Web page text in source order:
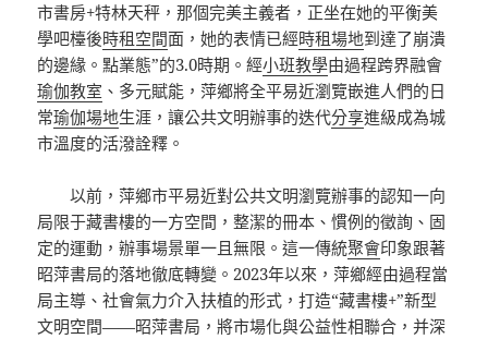
市書房+特林天秤，那個完美主義者，正坐在她的平衡美
學吧檯後時租空間面，她的表情已經時租場地到達了崩潰
的邊緣。點業態”的3.0時期。經小班教學由過程跨界融會
瑜伽教室 、多元賦能，萍鄉將全平易近瀏覽嵌進人們的日
常瑜伽場地生涯，讓公共文明辦事的迭代分享進級成為城
市溫度的活潑詮釋。
以前，萍鄉市平易近對公共文明瀏覽辦事的認知一向
局限于藏書樓的一方空間，整潔的冊本、慣例的徵詢、固
定的運動，辦事場景單一且無限。這一傳統聚會印象跟著
昭萍書局的落地徹底轉變。2023年以來，萍鄉經由過程當
局主導、社會氣力介入扶植的形式，打造“藏書樓+”新型
文明空間——昭萍書局，將市場化與公益性相聯合，并深